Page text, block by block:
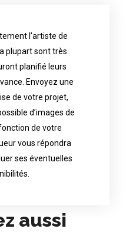
l’artiste de
plupart sont très
planifié leurs
Envoyez une
de votre projet,
d’images de
de votre
vous répondra
ses éventuelles
the artist of your
most are in great
Send an
of your project, if
with reference
your request, the
to tell you his
aussi